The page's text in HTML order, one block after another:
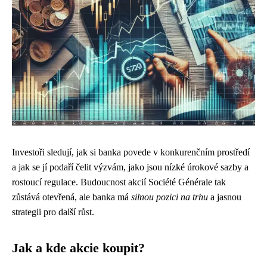
Investoři sledují, jak si banka povede v konkurenčním prostředí
a jak se jí podaří čelit výzvám, jako jsou nízké úrokové sazby a
rostoucí regulace. Budoucnost akcií Société Générale tak
zůstává otevřená, ale banka má silnou pozici na trhu a jasnou
strategii pro další růst.
Jak a kde akcie koupit?